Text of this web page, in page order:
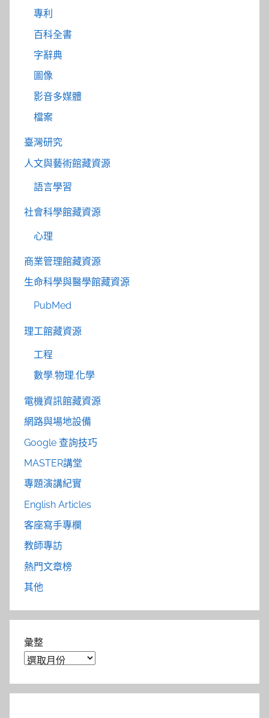
專利
百科全書
字辭典
圖像
影音多媒體
檔案
臺灣研究
人文與藝術館藏資源
語言學習
社會科學館藏資源
心理
商業管理館藏資源
生命科學與醫學館藏資源
PubMed
理工館藏資源
工程
數學.物理.化學
電機資訊館藏資源
網路與場地設備
Google 查詢技巧
MASTER講堂
專題演講紀實
English Articles
客座寫手專欄
教師專訪
熱門文章榜
其他
彙整